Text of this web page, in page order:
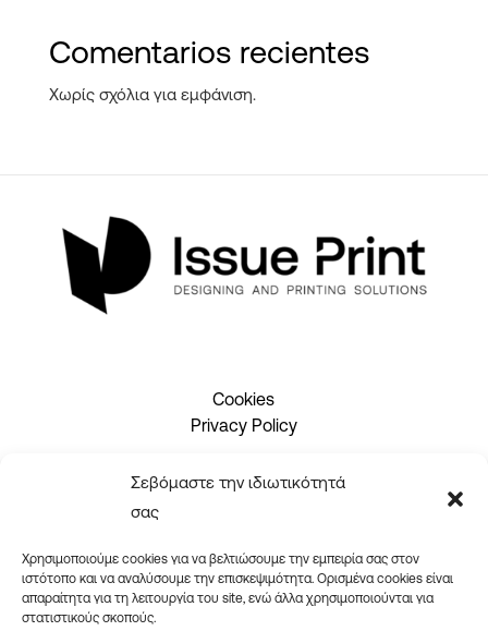
Σεβόμαστε την ιδιωτικότητά
σας
Χρησιμοποιούμε cookies για να βελτιώσουμε την εμπειρία σας στον
ιστότοπο και να αναλύσουμε την επισκεψιμότητα. Ορισμένα cookies είναι
απαραίτητα για τη λειτουργία του site, ενώ άλλα χρησιμοποιούνται για
στατιστικούς σκοπούς.
Comentarios recientes
Χωρίς σχόλια για εμφάνιση.
Cookies
Privacy Policy
2310 465660
info@issueprint.gr|ipsilou@gmail.com